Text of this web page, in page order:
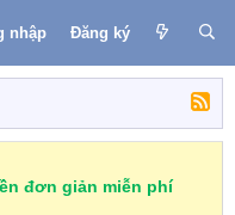
nhập Đăng ký
đơn giản miễn phí